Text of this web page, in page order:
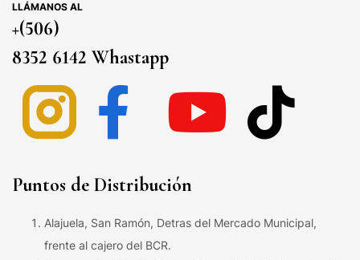
LLÁMANOS AL
+(506)
8352 6142 Whastapp
Puntos de Distribución
Alajuela, San Ramón, Detras del Mercado Municipal,
frente al cajero del BCR.